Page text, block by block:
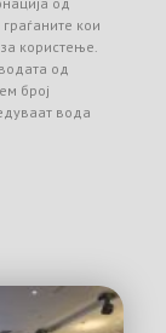
кои
користење.
од
број
вода